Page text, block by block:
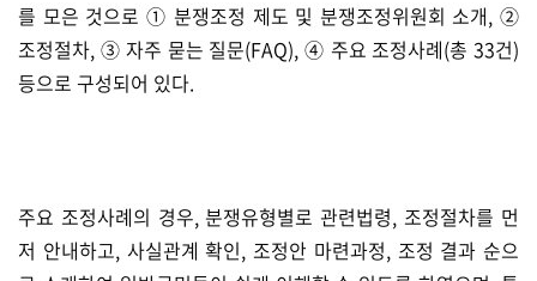
를 모은 것으로 ① 분쟁조정 제도 및 분쟁조정위원회 소개, ②
조정절차, ③ 자주 묻는 질문(FAQ), ④ 주요 조정사례(총 33건)
등으로 구성되어 있다.
주요 조정사례의 경우, 분쟁유형별로 관련법령, 조정절차를 먼
저 안내하고, 사실관계 확인, 조정안 마련과정, 조정 결과 순으